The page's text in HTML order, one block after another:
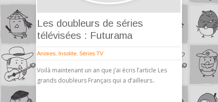
Les doubleurs de séries
télévisées : Futurama
Animes Insolite Séries TV
Voilà maintenant un an que j’ai écris l’article Les
grands doubleurs Français qui a d’ailleurs..